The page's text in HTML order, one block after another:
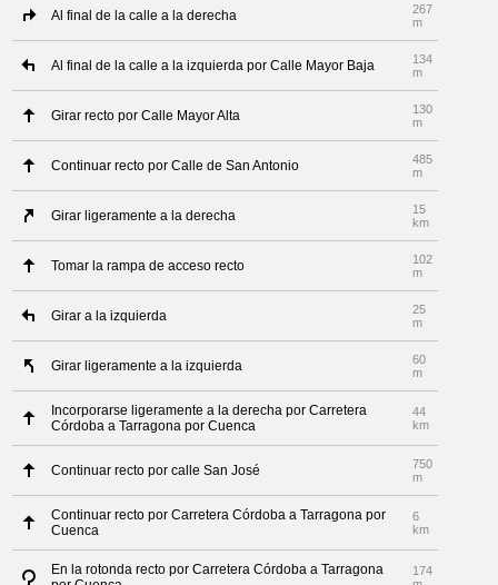
Al final de la calle a la derecha
267
m
Al final de la calle a la izquierda por Calle Mayor Baja
134
m
Girar recto por Calle Mayor Alta
130
m
Continuar recto por Calle de San Antonio
485
m
Girar ligeramente a la derecha
15
km
Tomar la rampa de acceso recto
102
m
Girar a la izquierda
25
m
Girar ligeramente a la izquierda
60
m
Incorporarse ligeramente a la derecha por Carretera
Córdoba a Tarragona por Cuenca
44
km
Continuar recto por calle San José
750
m
Continuar recto por Carretera Córdoba a Tarragona por
Cuenca
6
km
En la rotonda recto por Carretera Córdoba a Tarragona
174